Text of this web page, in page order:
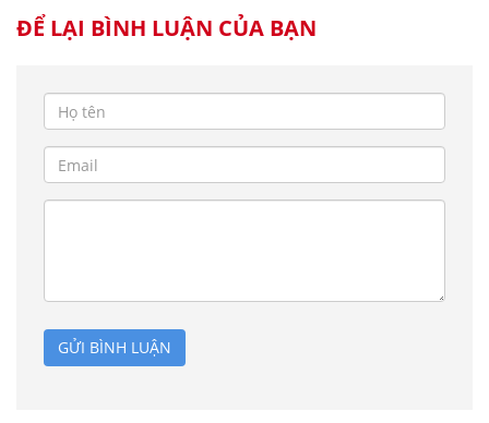
ĐỂ LẠI BÌNH LUẬN CỦA BẠN
GỬI BÌNH LUẬN